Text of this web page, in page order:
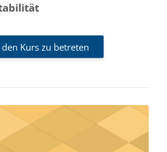
Kurs zu betreten